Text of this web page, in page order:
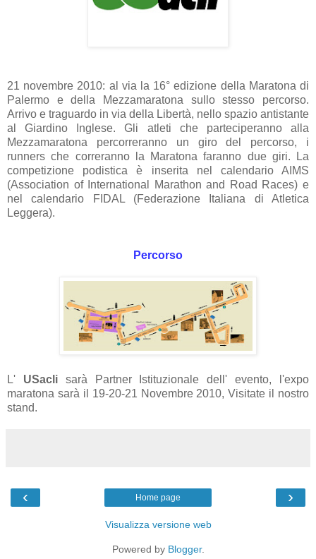
21 novembre 2010: al via la 16° edizione della Maratona di
Palermo e della Mezzamaratona sullo stesso percorso.
Arrivo e traguardo in via della Libertà, nello spazio antistante
al Giardino Inglese. Gli atleti che parteciperanno alla
Mezzamaratona percorreranno un giro del percorso, i
runners che correranno la Maratona faranno due giri. La
competizione podistica è inserita nel calendario AIMS
(Association of International Marathon and Road Races) e
nel calendario FIDAL (Federazione Italiana di Atletica
Leggera).
Percorso
L' USacli sarà Partner Istituzionale dell' evento, l'expo
maratona sarà il 19-20-21 Novembre 2010, Visitate il nostro
stand.
‹ ›
Home page
Visualizza versione web
Powered by Blogger.